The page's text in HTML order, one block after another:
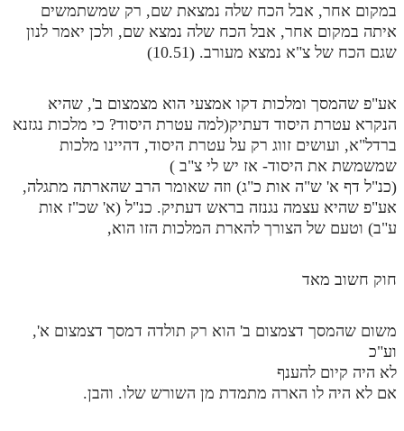
במקום אחר, אבל הכח שלה נמצאת שם, רק שמשתמשים
איתה במקום אחר, אבל הכח שלה נמצא שם, ולכן יאמר לנון
שגם הכח של צ"א נמצא מעורב. (10.51)
אע"פ שהמסך ומלכות דקו אמצעי הוא מצמצום ב', שהיא
הנקרא עטרת היסוד דעתיק(למה עטרת היסוד? כי מלכות נגזנא
ברדל"א, ועושים זווג רק על עטרת היסוד, דהיינו מלכות
שמשמשת את היסוד- אז יש לי צ"ב )
(כנ"ל דף א' ש"ה אות כ"ג) וזה שאומר הרב שהארתה מתגלה,
אע"פ שהיא עצמה נגנזה בראש דעתיק. כנ"ל (א' שכ"ז אות
ע"ב) וטעם של הצורך להארת המלכות הזו הוא,
חוק חשוב מאד
משום שהמסך דצמצום ב' הוא רק תולדה דמסך דצמצום א',
וע"כ
לא היה קיום להענף
אם לא היה לו הארה מתמדת מן השורש שלו. והבן.